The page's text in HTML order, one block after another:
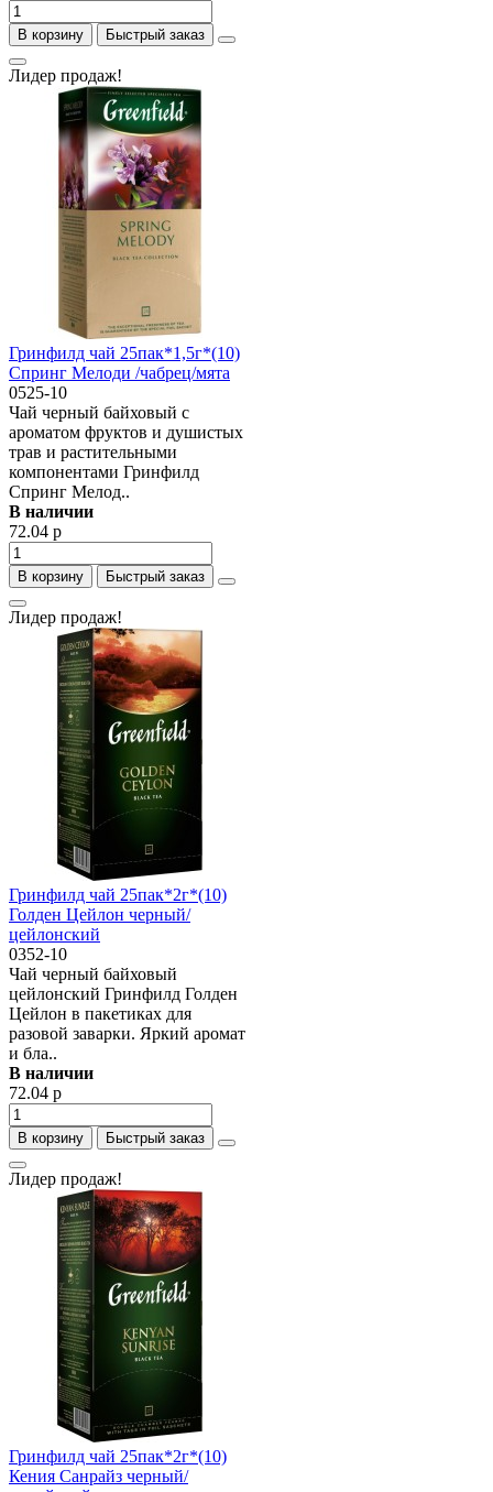
В корзину Быстрый заказ
Лидер продаж!
Гринфилд чай 25пак*1,5г*(10)
Спринг Мелоди /чабрец/мята
0525-10
Чай черный байховый с
ароматом фруктов и душистых
трав и растительными
компонентами Гринфилд
Спринг Мелод..
В наличии
72.04 р
В корзину Быстрый заказ
Лидер продаж!
Гринфилд чай 25пак*2г*(10)
Голден Цейлон черный/
цейлонский
0352-10
Чай черный байховый
цейлонский Гринфилд Голден
Цейлон в пакетиках для
разовой заварки. Яркий аромат
и бла..
В наличии
72.04 р
В корзину Быстрый заказ
Лидер продаж!
Гринфилд чай 25пак*2г*(10)
Кения Санрайз черный/